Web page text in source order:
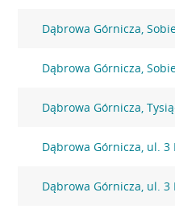
Dąbrowa Górnicza,
Dąbrowa Górnicza,
Dąbrowa Górnicza,
Dąbrowa Górnicza, ul. 3
Dąbrowa Górnicza, ul. 3